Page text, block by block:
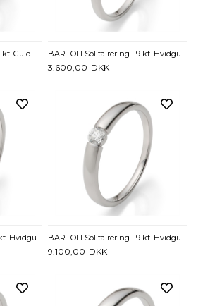
BARTOLI Solitairering i 14 kt. Guld med Diamant - 0,16 ct. BARTOLI Solitairering i 9 kt. Hvidguld med Diamant - 0,06 ct.
3.600,00 DKK
9.100,00 DKK